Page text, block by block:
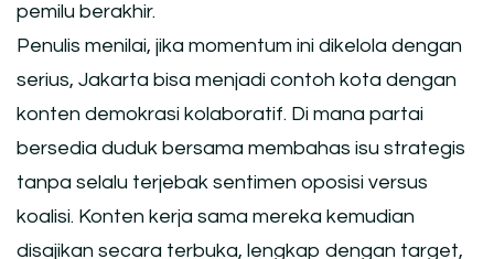
pemilu berakhir.
Penulis menilai, jika momentum ini dikelola dengan
serius, Jakarta bisa menjadi contoh kota dengan
konten demokrasi kolaboratif. Di mana partai
bersedia duduk bersama membahas isu strategis
tanpa selalu terjebak sentimen oposisi versus
koalisi. Konten kerja sama mereka kemudian
disajikan secara terbuka, lengkap dengan target,